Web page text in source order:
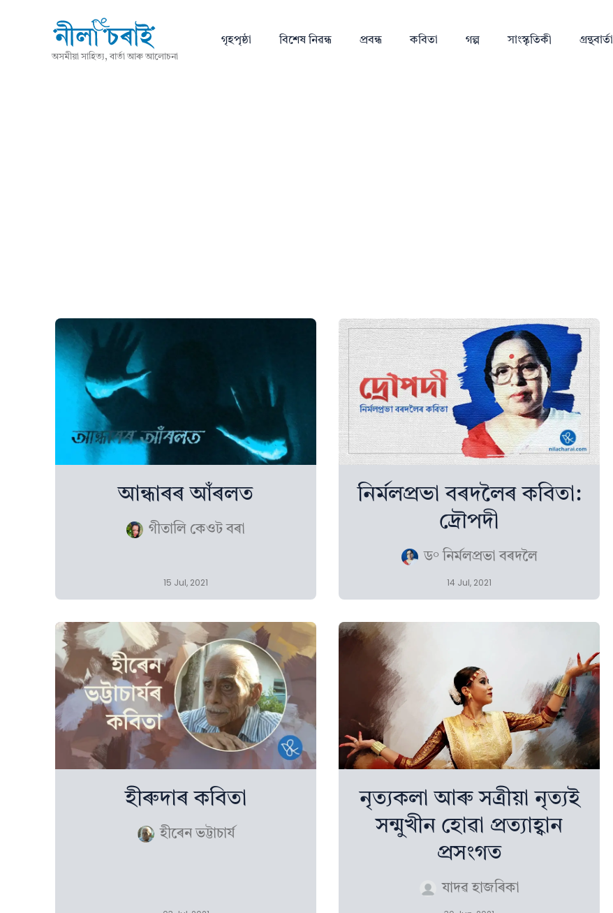
অসমীয়া সাহিত্য, বাৰ্তা আৰু আলোচনা
গৃহপৃষ্ঠা বিশেষ নিৱন্ধ প্ৰবন্ধ কবিতা গল্প সাংস্কৃতিকী গ্ৰন্থবাৰ্তা
আন্ধাৰৰ আঁৰলত
গীতালি কেওট বৰা
15 Jul, 2021
নিৰ্মলপ্ৰভা বৰদলৈৰ কবিতা:
দ্রৌপদী
ড° নিৰ্মলপ্ৰভা বৰদলৈ
14 Jul, 2021
হীৰুদাৰ কবিতা
হীৰেন ভট্টাচাৰ্য
নৃত্যকলা আৰু সত্ৰীয়া নৃত্যই
সন্মুখীন হোৱা প্ৰত্যাহ্বান
প্ৰসংগত
যাদৱ হাজৰিকা